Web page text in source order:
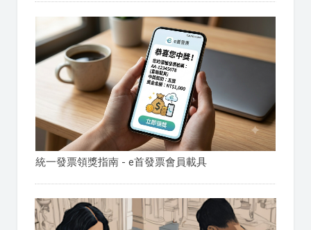
統一發票領獎指南 - e首發票會員載具